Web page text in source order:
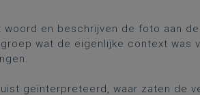
woord en beschrijven de foto aan
wat de eigenlijke context
geïnterpreteerd, waar zaten de